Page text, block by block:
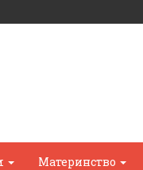
Материнство